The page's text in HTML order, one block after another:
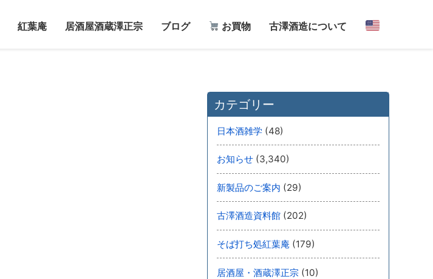
紅葉庵 居酒屋酒蔵澤正宗 ブログ お買物 古澤酒造について
カテゴリー
日本酒雑学 (48)
お知らせ (3,340)
新製品のご案内 (29)
古澤酒造資料館 (202)
そば打ち処紅葉庵 (179)
居酒屋・酒蔵澤正宗 (10)